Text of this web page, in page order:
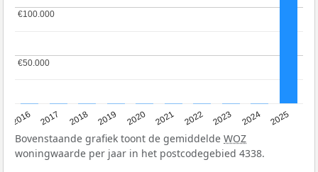
2016 2017 2018 2019 2020 2021 2022 2023 2024 2025
€50.000
€50.000
€100.000
€100.000
Bovenstaande grafiek toont de gemiddelde WOZ
woningwaarde per jaar in het postcodegebied 4338.